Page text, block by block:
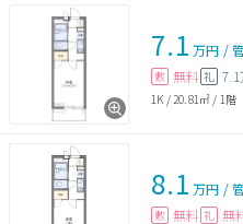
7.1 万円 /
敷 無料 礼
1K / 20.81㎡ / 1階
8.1 万円 /
敷 無料 礼 無